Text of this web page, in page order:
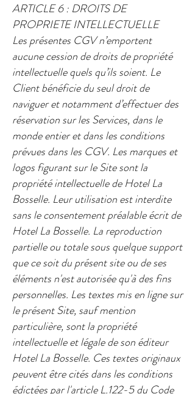
ARTICLE 6 : DROITS DE
PROPRIETE INTELLECTUELLE​
Les présentes CGV n’emportent
aucune cession de droits de propriété
intellectuelle quels qu’ils soient. Le
Client bénéficie du seul droit de
naviguer et notamment d’effectuer des
réservation sur les Services, dans le
monde entier et dans les conditions
prévues dans les CGV. Les marques et
logos figurant sur le Site sont la
propriété intellectuelle de Hotel La
Bosselle. Leur utilisation est interdite
sans le consentement préalable écrit de
Hotel La Bosselle. La reproduction
partielle ou totale sous quelque support
que ce soit du présent site ou de ses
éléments n'est autorisée qu'à des fins
personnelles. Les textes mis en ligne sur
le présent Site, sauf mention
particulière, sont la propriété
intellectuelle et légale de son éditeur
Hotel La Bosselle. Ces textes originaux
peuvent être cités dans les conditions
édictées par l'article L.122-5 du Code